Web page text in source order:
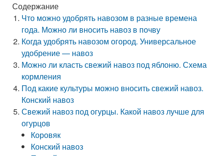
Содержание
Что можно удобрять навозом в разные времена
года. Можно ли вносить навоз в почву
Когда удобрять навозом огород. Универсальное
удобрение — навоз
Можно ли класть свежий навоз под яблоню. Схема
кормления
Под какие культуры можно вносить свежий навоз.
Конский навоз
Свежий навоз под огурцы. Какой навоз лучше для
огурцов
Коровяк
Конский навоз